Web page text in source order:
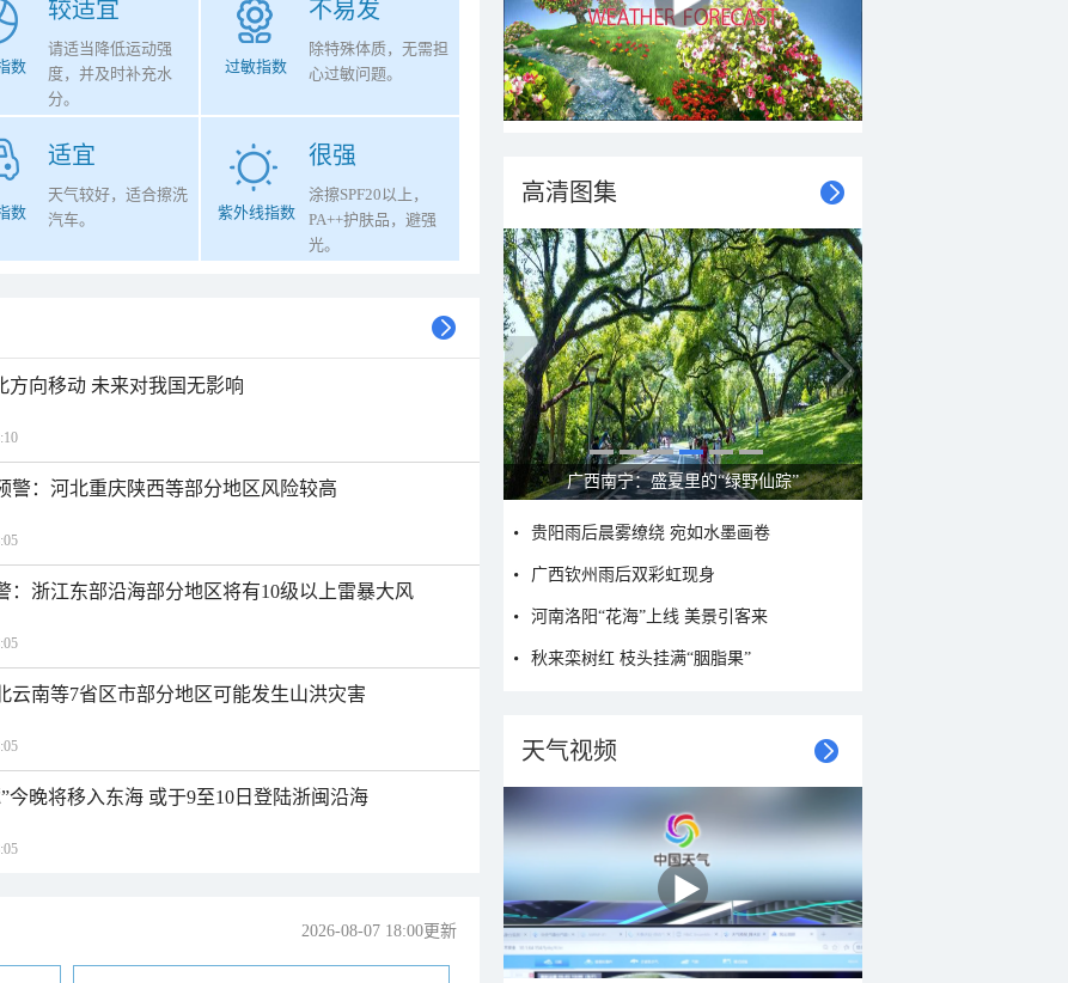
较适宜
数
请适当降低运动强
度，并及时补充水
分。
不易发
过敏指数
除特殊体质，无需担
心过敏问题。
适宜
数
天气较好，适合擦洗
汽车。
很强
紫外线指数
涂擦SPF20以上，
PA++护肤品，避强
光。
方向移动 未来对我国无影响
警：河北重庆陕西等部分地区风险较高
：浙江东部沿海部分地区将有10级以上雷暴大风
云南等7省区市部分地区可能发生山洪灾害
今晚将移入东海 或于9至10日登陆浙闽沿海
2026-08-07 18:00更新
高清图集
广西南宁：盛夏里的“绿野仙踪”
贵阳雨后晨雾缭绕 宛如水墨画卷
广西钦州雨后双彩虹现身
河南洛阳“花海”上线 美景引客来
秋来栾树红 枝头挂满“胭脂果”
天气视频